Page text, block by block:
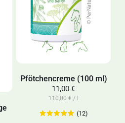
Pfötchencreme (100 ml)
11,00 €
110,00 € / l
(12)